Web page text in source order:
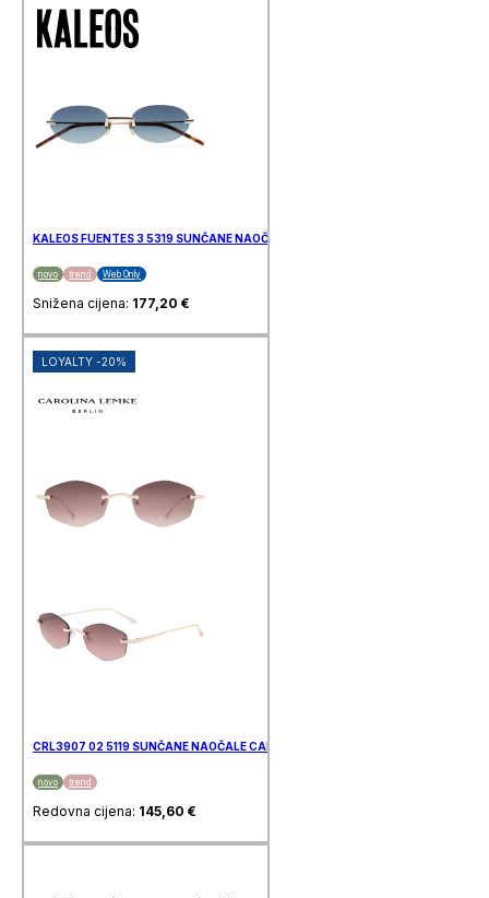
KALEOS FUENTES 3 5319 SUNČANE NAOČALE KALEOS
novo trend Web Only
Snižena cijena: 177,20 €
LOYALTY -20%
CRL3907 02 5119 SUNČANE NAOČALE CAROLINA LEMKE
novo trend
Redovna cijena: 145,60 €